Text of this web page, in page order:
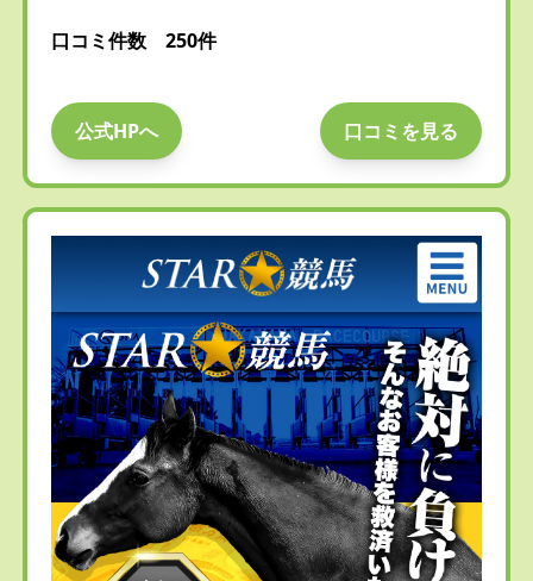
口コミ件数 250件
公式HPへ 口コミを見る